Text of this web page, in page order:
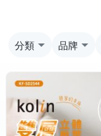
分類 品牌